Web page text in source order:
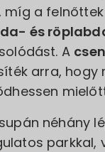
míg a
és
A
arra, hogy
néhány
parkkal,